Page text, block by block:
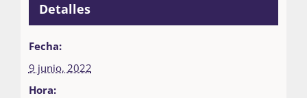
Detalles
Fecha:
9 junio, 2022
Hora: